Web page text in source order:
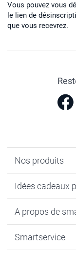
Vous pouvez vous
le lien de
que vous recevrez.
Nos produits
Calendrier photo
Tirage photo &
Faire-part & Cartes
Idées cadeaux
Anniversaire
Naissance &
A propos de
Plan du site
Smartservice